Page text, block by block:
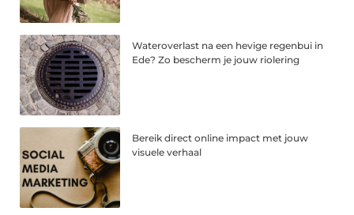
Wateroverlast na een hevige regenbui in
Ede? Zo bescherm je jouw riolering
Bereik direct online impact met jouw
visuele verhaal